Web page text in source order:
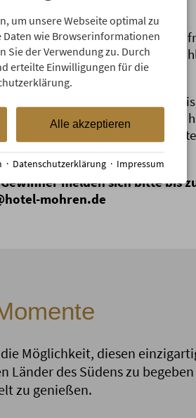
..." darf sich über den 2. Preis
für 2 Personen inkl.
Italien, ..." erhält als 3.
Mohren und kann sich
Vielfalt und Raffinesse der
melden sich bitte bis
mohren.de
Möglichkeit, diesen
Länder des Südens zu
zu genießen.
um unsere Webseite optimal zu
wie Browserinformationen
Sie der Verwendung zu. Durch
erteilte Einwilligungen für die
Alle akzeptieren
· Datenschutzerklärung · Impressum